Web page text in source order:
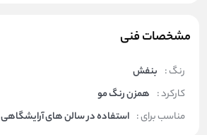
مشخصات فنی
رنگ : بنفش
کارکرد : همزن رنگ مو
مناسب برای : استفاده در سالن های آرایشگاهی